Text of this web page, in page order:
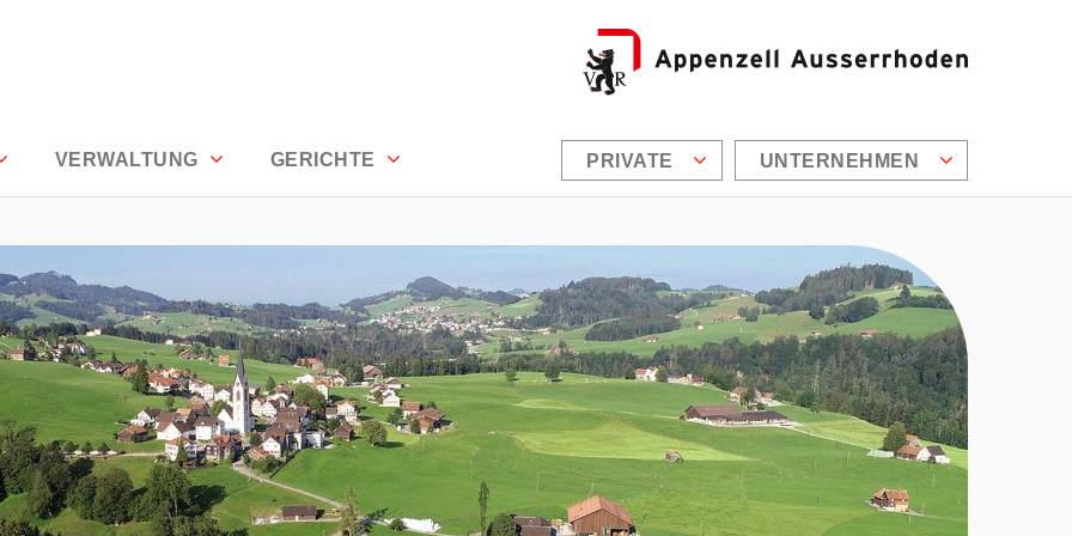
VERWALTUNG GERICHTE PRIVATE UNTERNEHMEN